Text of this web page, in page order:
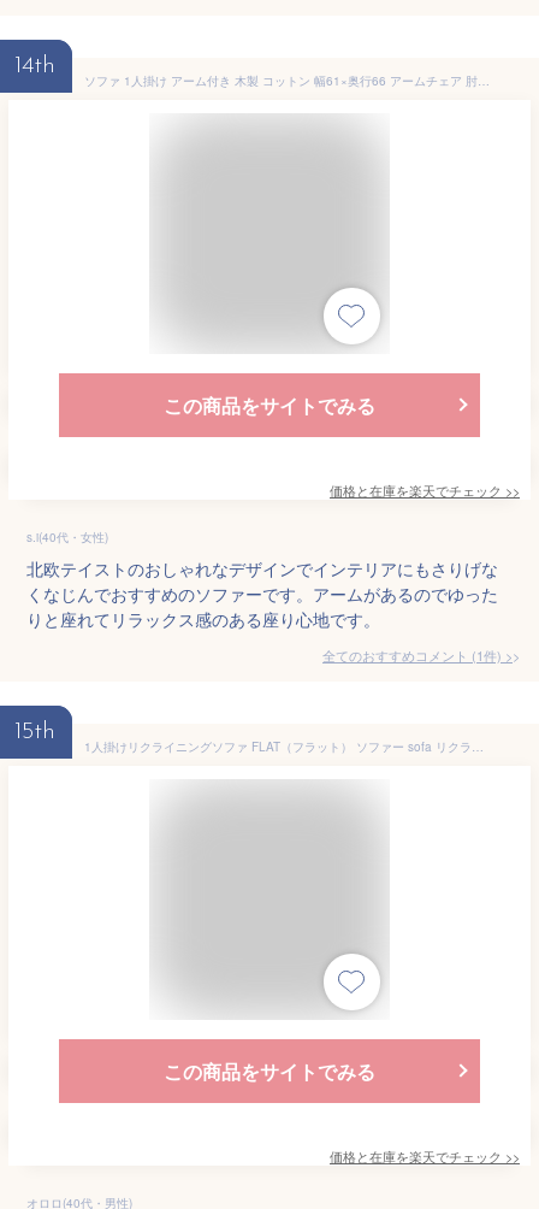
14th
ソファ 1人掛け アーム付き 木製 コットン 幅61×奥行66 アームチェア 肘掛付き ライトグレー 天然木 シンプル ナチュラル [91379]
この商品をサイトでみる
価格と在庫を楽天でチェック >>
s.i(40代・女性)
北欧テイストのおしゃれなデザインでインテリアにもさりげな
くなじんでおすすめのソファーです。アームがあるのでゆった
りと座れてリラックス感のある座り心地です。
全てのおすすめコメント (1件) >
15th
1人掛けリクライニングソファ FLAT（フラット） ソファー sofa リクライニングソファー ローソファ 日本製 国産 北欧 1人掛け 一人掛けソファ ファブリック シンプル ネイビー ブルー グリーン グレー
この商品をサイトでみる
価格と在庫を楽天でチェック >>
オロロ(40代・男性)